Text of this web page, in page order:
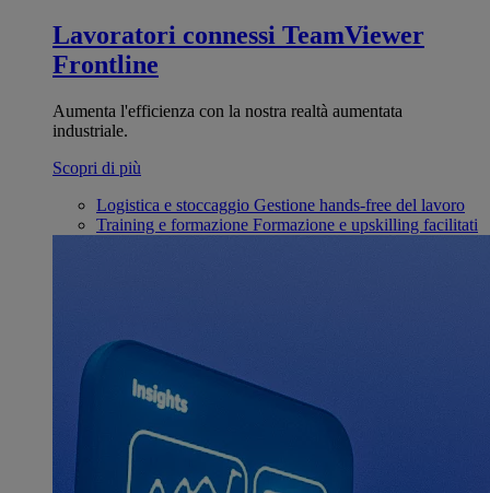
Lavoratori connessi TeamViewer
Frontline
Aumenta l'efficienza con la nostra realtà aumentata
industriale.
Scopri di più
Logistica e stoccaggio Gestione hands-free del lavoro
Training e formazione Formazione e upskilling facilitati